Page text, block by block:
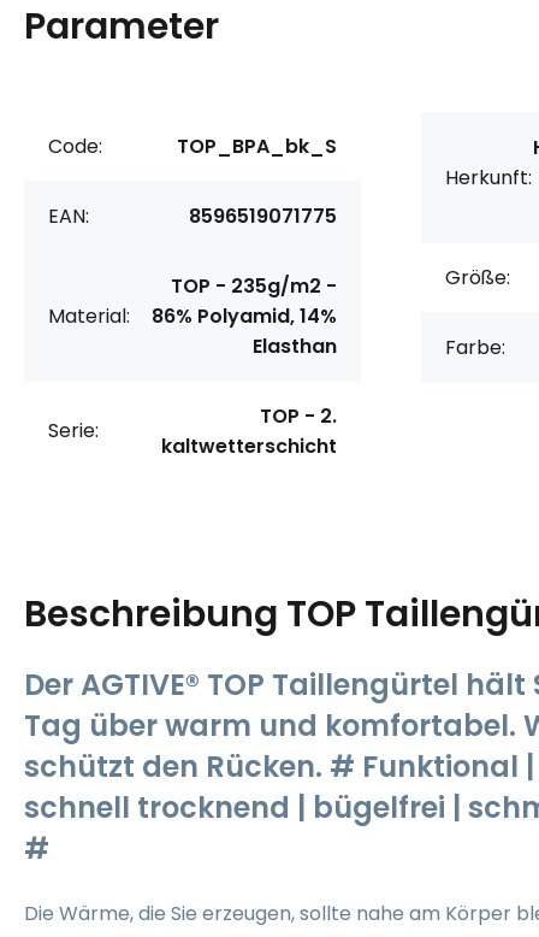
Parameter
Code: TOP_BPA_bk_S
EAN: 8596519071775
Material:
TOP - 235g/m2 -
86% Polyamid, 14%
Elasthan
Serie:
TOP - 2.
kaltwetterschicht
Herkunft:
Größe:
Farbe:
Beschreibung TOP
Der AGTIVE® TOP Taillengürtel
Tag über warm und komfortabel.
schützt den Rücken. # Funktional
schnell trocknend | bügelfrei |
#
Die Wärme, die Sie erzeugen, sollte nahe am Körper